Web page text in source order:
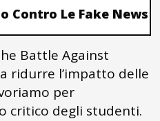
Contro Le Fake News
Battle Against
ridurre l’impatto delle
per
critico degli studenti.